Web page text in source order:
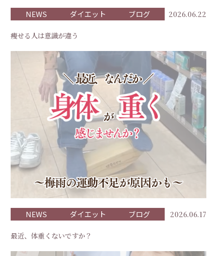
NEWS ダイエット ブログ 2026.06.22
痩せる人は意識が違う
NEWS ダイエット ブログ 2026.06.17
最近、体重くないですか？